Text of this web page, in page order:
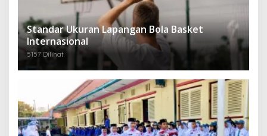
Standar Ukuran Lapangan Bola Basket
Internasional
5157 Dilihat